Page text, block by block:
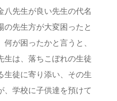
八先生が良い先生の代名
の先生方が大変困ったと
が困ったかと言うと、
生は、落ちこぼれの生徒
生徒に寄り添い、その生
、学校に子供達を預けて